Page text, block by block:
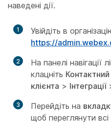
наведені дії.
1
Увійдіть в
https://
2 На панелі навігації
клацніть
клієнта > Інтеграції
3 Перейдіть на
щоб переглянути всі